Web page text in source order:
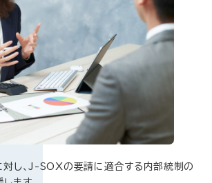
対し、J-SOXの要請に適合する内部統制の